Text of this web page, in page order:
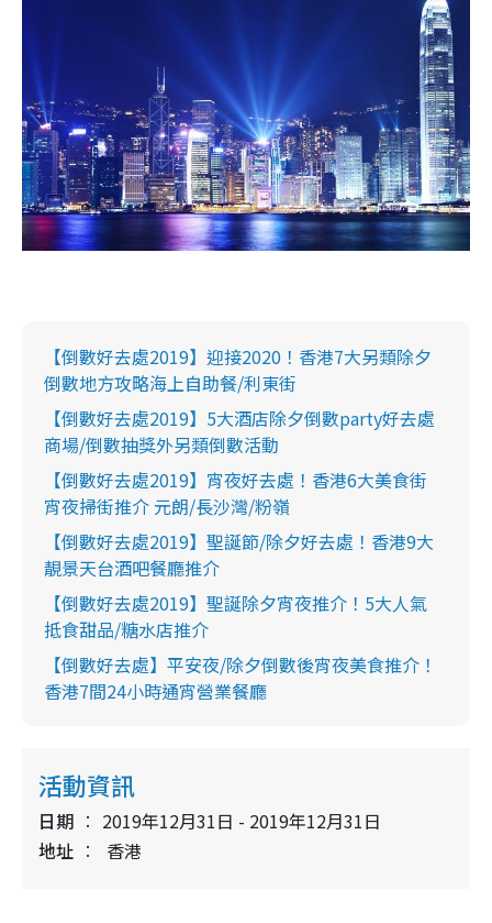
【倒數好去處2019】迎接2020！香港7大另類除夕
倒數地方攻略海上自助餐/利東街
【倒數好去處2019】5大酒店除夕倒數party好去處
商場/倒數抽獎外另類倒數活動
【倒數好去處2019】宵夜好去處！香港6大美食街
宵夜掃街推介 元朗/長沙灣/粉嶺
【倒數好去處2019】聖誕節/除夕好去處！香港9大
靚景天台酒吧餐廳推介
【倒數好去處2019】聖誕除夕宵夜推介！5大人氣
抵食甜品/糖水店推介
【倒數好去處】平安夜/除夕倒數後宵夜美食推介！
香港7間24小時通宵營業餐廳
活動資訊
日期
2019年12月31日 - 2019年12月31日
地址
香港